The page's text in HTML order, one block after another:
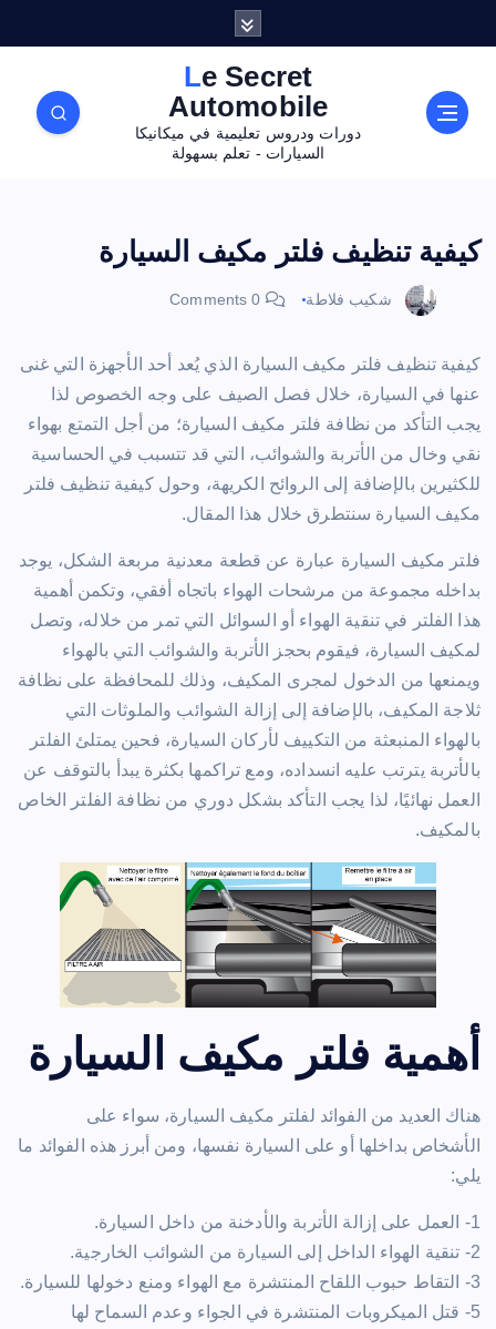
Le Secret
Automobile
دورات ودروس تعليمية في ميكانيكا
السيارات - تعلم بسهولة
كيفية تنظيف فلتر مكيف السيارة
شكيب فلاطة
كيفية تنظيف فلتر مكيف السيارة الذي يُعد أحد الأجهزة التي غنى
عنها في السيارة، خلال فصل الصيف على وجه الخصوص لذا
يجب التأكد من نظافة فلتر مكيف السيارة؛ من أجل التمتع بهواء
نقي وخال من الأتربة والشوائب، التي قد تتسبب في الحساسية
للكثيرين بالإضافة إلى الروائح الكريهة، وحول كيفية تنظيف فلتر
مكيف السيارة سنتطرق خلال هذا المقال.
فلتر مكيف السيارة عبارة عن قطعة معدنية مربعة الشكل، يوجد
بداخله مجموعة من مرشحات الهواء باتجاه أفقي، وتكمن أهمية
هذا الفلتر في تنقية الهواء أو السوائل التي تمر من خلاله، وتصل
لمكيف السيارة، فيقوم بحجز الأتربة والشوائب التي بالهواء
ويمنعها من الدخول لمجرى المكيف، وذلك للمحافظة على نظافة
ثلاجة المكيف، بالإضافة إلى إزالة الشوائب والملوثات التي
بالهواء المنبعثة من التكييف لأركان السيارة، فحين يمتلئ الفلتر
بالأتربة يترتب عليه انسداده، ومع تراكمها بكثرة يبدأ بالتوقف عن
العمل نهائيًا، لذا يجب التأكد بشكل دوري من نظافة الفلتر الخاص
بالمكيف.
أهمية فلتر مكيف السيارة
هناك العديد من الفوائد لفلتر مكيف السيارة، سواء على
الأشخاص بداخلها أو على السيارة نفسها، ومن أبرز هذه الفوائد ما
يلي:
1- العمل على إزالة الأتربة والأدخنة من داخل السيارة.
2- تنقية الهواء الداخل إلى السيارة من الشوائب الخارجية.
3- التقاط حبوب اللقاح المنتشرة مع الهواء ومنع دخولها للسيارة.
5- قتل الميكروبات المنتشرة في الجواء وعدم السماح لها